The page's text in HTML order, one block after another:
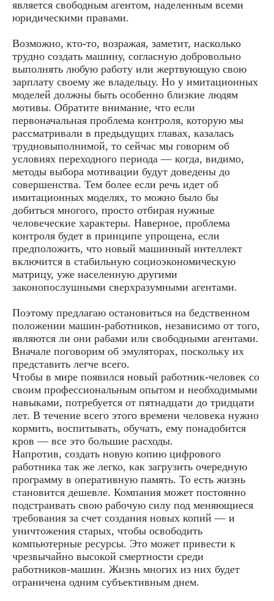
является свободным агентом, наделенным всеми
юридическими правами.
Возможно, кто-то, возражая, заметит, насколько
трудно создать машину, согласную добровольно
выполнять любую работу или жертвующую свою
зарплату своему же владельцу. Но у имитационных
моделей должны быть особенно близкие людям
мотивы. Обратите внимание, что если
первоначальная проблема контроля, которую мы
рассматривали в предыдущих главах, казалась
трудновыполнимой, то сейчас мы говорим об
условиях переходного периода — когда, видимо,
методы выбора мотивации будут доведены до
совершенства. Тем более если речь идет об
имитационных моделях, то можно было бы
добиться многого, просто отбирая нужные
человеческие характеры. Наверное, проблема
контроля будет в принципе упрощена, если
предположить, что новый машинный интеллект
включится в стабильную социоэкономическую
матрицу, уже населенную другими
законопослушными сверхразумными агентами.
Поэтому предлагаю остановиться на бедственном
положении машин-работников, независимо от того,
являются ли они рабами или свободными агентами.
Вначале поговорим об эмуляторах, поскольку их
представить легче всего.
Чтобы в мире появился новый работник-человек со
своим профессиональным опытом и необходимыми
навыками, потребуется от пятнадцати до тридцати
лет. В течение всего этого времени человека нужно
кормить, воспитывать, обучать, ему понадобится
кров — все это большие расходы.
Напротив, создать новую копию цифрового
работника так же легко, как загрузить очередную
программу в оперативную память. То есть жизнь
становится дешевле. Компания может постоянно
подстраивать свою рабочую силу под меняющиеся
требования за счет создания новых копий — и
уничтожения старых, чтобы освободить
компьютерные ресурсы. Это может привести к
чрезвычайно высокой смертности среди
работников-машин. Жизнь многих из них будет
ограничена одним субъективным днем.